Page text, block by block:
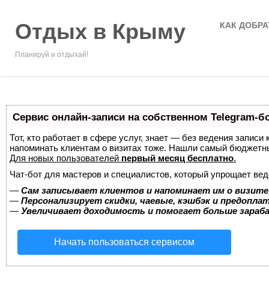
Отдых в Крыму
Планируй и отдыхай!
КАК
Сервис онлайн-записи на собственном Telegram-
Тот, кто работает в сфере услуг, знает — без ведения
напоминать клиентам о визитах тоже. Нашли самый
Для новых пользователей первый месяц бесплатно.
Чат-бот для мастеров и специалистов, который упрощает
— Сам записывает клиентов и напоминает им о
— Персонализирует скидки, чаевые, кэшбэк и
— Увеличивает доходимость и помогает больше
Начать пользоваться сервисом